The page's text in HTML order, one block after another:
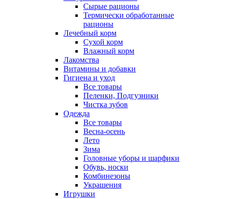
Сырые рационы
Термически обработанные
рационы
Лечебный корм
Сухой корм
Влажный корм
Лакомства
Витамины и добавки
Гигиена и уход
Все товары
Пеленки, Подгузники
Чистка зубов
Одежда
Все товары
Весна-осень
Лето
Зима
Головные уборы и шарфики
Обувь, носки
Комбинезоны
Украшения
Игрушки